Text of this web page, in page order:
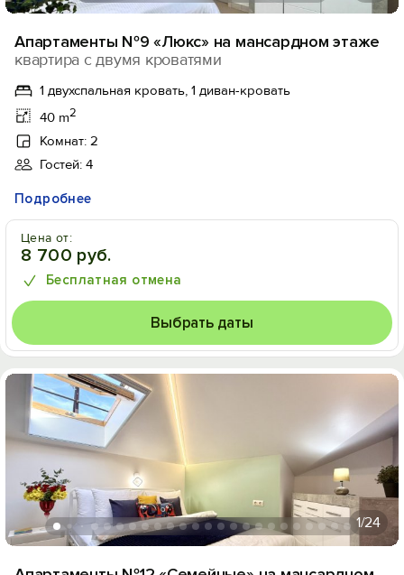
Апартаменты №9 «Люкс» на мансардном этаже
квартира с двумя кроватями
1 двухспальная кровать, 1 диван-кровать
40 m2
Комнат: 2
Гостей: 4
Подробнее
Цена от:
8 700 руб.
Бесплатная отмена
Выбрать даты
1/24